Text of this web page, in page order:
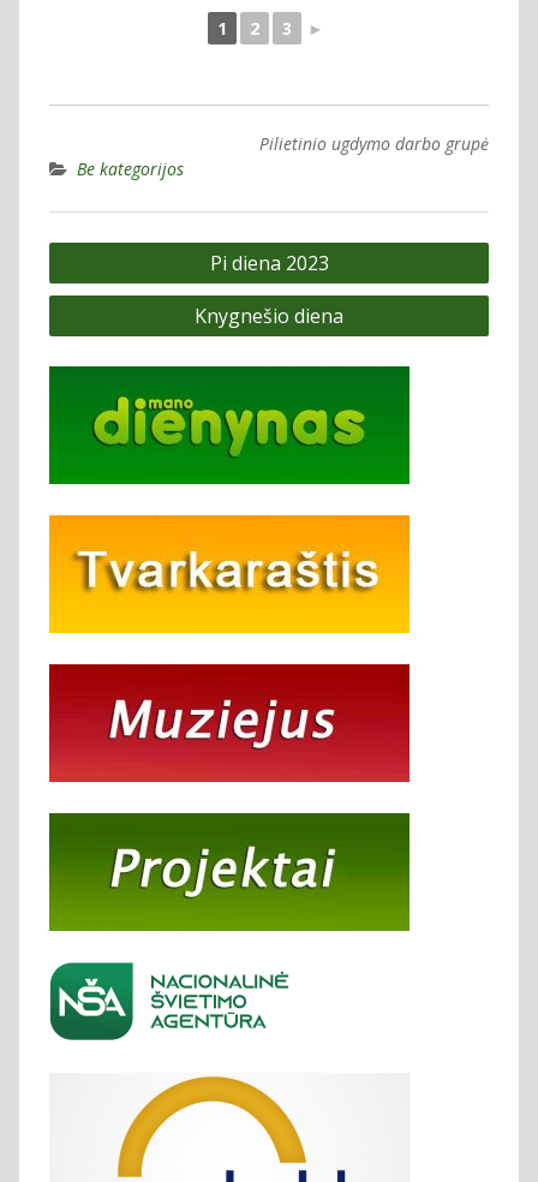
1 2 3 ►
Pilietinio ugdymo darbo grupė
Be kategorijos
Navigacija
tarp
Pi diena 2023
Knygnešio diena